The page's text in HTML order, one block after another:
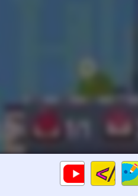
Code
Gameplays